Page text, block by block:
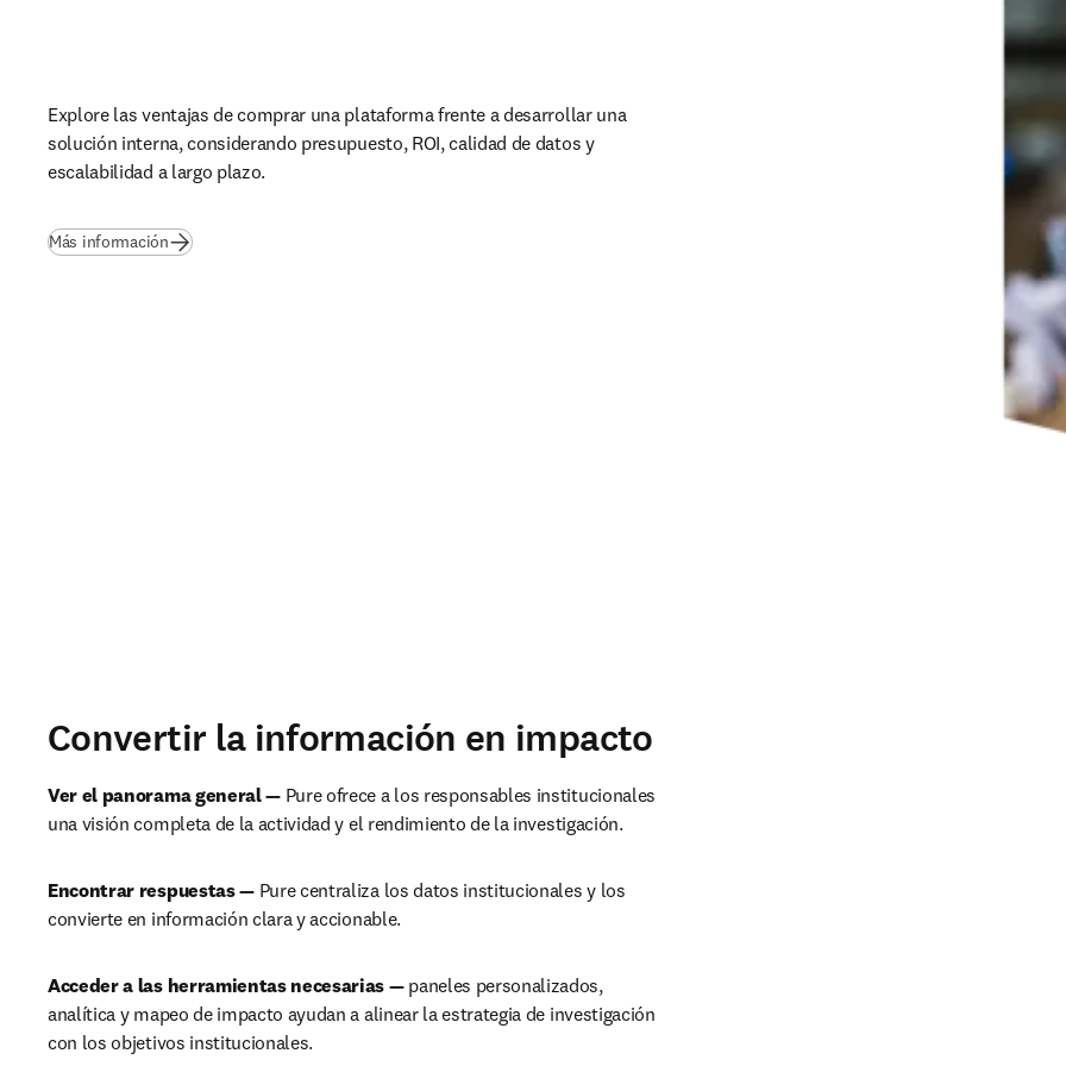
Explore las ventajas de comprar una plataforma frente a desarrollar una
solución interna, considerando presupuesto, ROI, calidad de datos y
escalabilidad a largo plazo.
Más información
Convertir la información en impacto
Ver el panorama general — Pure ofrece a los responsables institucionales
una visión completa de la actividad y el rendimiento de la investigación.
Encontrar respuestas — Pure centraliza los datos institucionales y los
convierte en información clara y accionable.
Acceder a las herramientas necesarias — paneles personalizados,
analítica y mapeo de impacto ayudan a alinear la estrategia de investigación
con los objetivos institucionales.